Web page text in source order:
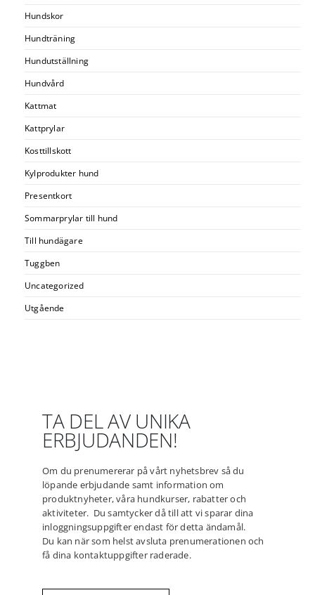
Hundskor
Hundträning
Hundutställning
Hundvård
Kattmat
Kattprylar
Kosttillskott
Kylprodukter hund
Presentkort
Sommarprylar till hund
Till hundägare
Tuggben
Uncategorized
Utgående
TA DEL AV UNIKA
ERBJUDANDEN!
Om du prenumererar på vårt nyhetsbrev så du
löpande erbjudande samt information om
produktnyheter, våra hundkurser, rabatter och
aktiviteter. Du samtycker då till att vi sparar dina
inloggningsuppgifter endast för detta ändamål.
Du kan när som helst avsluta prenumerationen och
få dina kontaktuppgifter raderade.